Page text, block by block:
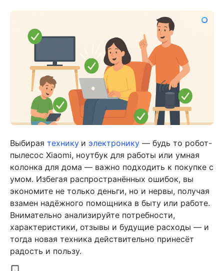
Выбирая технику и электронику — будь то робот-
пылесос Xiaomi, ноутбук для работы или умная
колонка для дома — важно подходить к покупке с
умом. Избегая распространённых ошибок, вы
экономите не только деньги, но и нервы, получая
взамен надёжного помощника в быту или работе.
Внимательно анализируйте потребности,
характеристики, отзывы и будущие расходы — и
тогда новая техника действительно принесёт
радость и пользу.